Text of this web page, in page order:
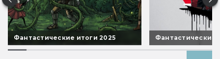
Фантастические итоги 2025 Фантастические